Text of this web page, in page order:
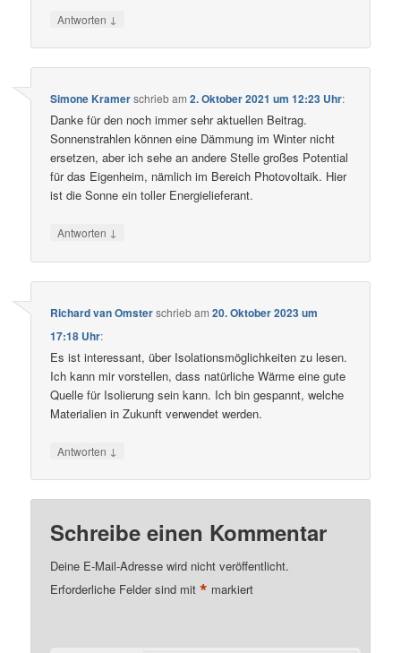
Antworten ↓
Simone Kramerschriebam2. Oktober 2021 um 12:23 Uhr:
Danke für den noch immer sehr aktuellen Beitrag.
Sonnenstrahlen können eine Dämmung im Winter nicht
ersetzen, aber ich sehe an andere Stelle großes Potential
für das Eigenheim, nämlich im Bereich Photovoltaik. Hier
ist die Sonne ein toller Energielieferant.
Antworten ↓
Richard van Omsterschriebam20. Oktober 2023 um
17:18 Uhr:
Es ist interessant, über Isolationsmöglichkeiten zu lesen.
Ich kann mir vorstellen, dass natürliche Wärme eine gute
Quelle für Isolierung sein kann. Ich bin gespannt, welche
Materialien in Zukunft verwendet werden.
Antworten ↓
Schreibe einen Kommentar
Deine E-Mail-Adresse wird nicht veröffentlicht.
Erforderliche Felder sind mit* markiert